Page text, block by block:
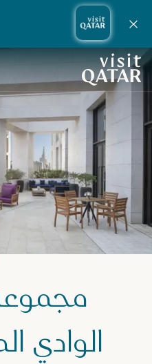
إغلاق الإشعارات
الصفحة الرئيسية لموقع VisitQatar
أماكن الإقامة في قطر
الوادي